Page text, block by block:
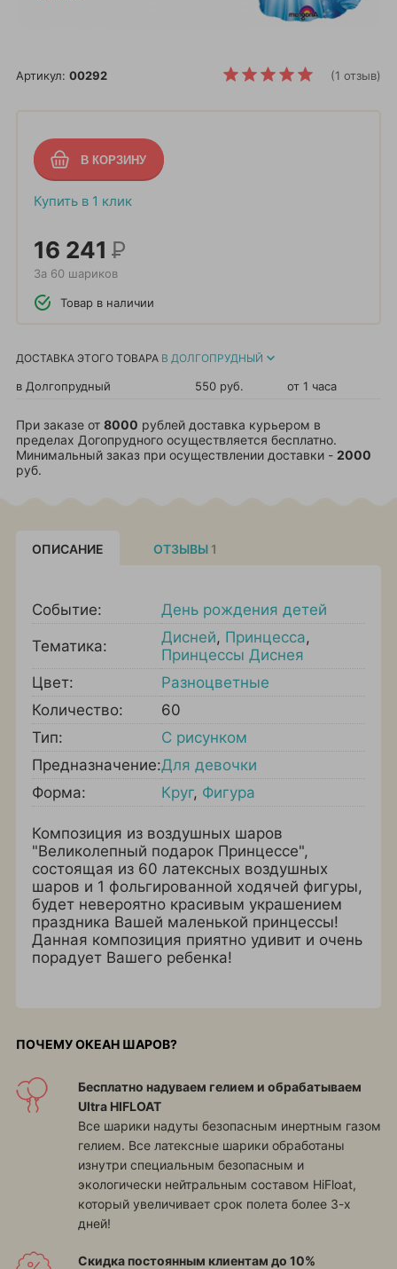
(1 отзыв)
Артикул: 00292
Купить в 1 клик
16 241 Р
За 60 шариков
Товар в наличии
ДОСТАВКА ЭТОГО ТОВАРА В ДОЛГОПРУДНЫЙ
в Долгопрудный 550 руб. от 1 часа
При заказе от 8000 рублей доставка курьером в
пределах Догопрудного осуществляется бесплатно.
Минимальный заказ при осуществлении доставки - 2000
руб.
ОПИСАНИЕ ОТЗЫВЫ 1
Событие: День рождения детей
Тематика: Дисней, Принцесса,
Принцессы Диснея
Цвет:
Разноцветные
Количество:
60
Тип:
С рисунком
Предназначение:Для девочки
Форма:
Круг, Фигура
Композиция из воздушных шаров
"Великолепный подарок Принцессе",
состоящая из 60 латексных воздушных
шаров и 1 фольгированной ходячей фигуры,
будет невероятно красивым украшением
праздника Вашей маленькой принцессы!
Данная композиция приятно удивит и очень
порадует Вашего ребенка!
ПОЧЕМУ ОКЕАН ШАРОВ?
Бесплатно надуваем гелием и обрабатываем
Ultra HIFLOAT
Все шарики надуты безопасным инертным газом
гелием. Все латексные шарики обработаны
изнутри специальным безопасным и
экологически нейтральным составом HiFloat,
который увеличивает срок полета более 3-х
дней!
Скидка постоянным клиентам до 10%